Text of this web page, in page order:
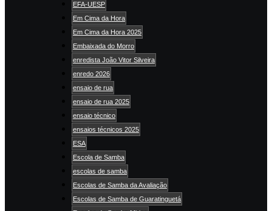
EFA-UESP
Em Cima da Hora
Em Cima da Hora 2025
Embaixada do Morro
enredista João Vitor Silveira
enredo 2026
ensaio de rua
ensaio de rua 2025
ensaio técnico
ensaios técnicos 2025
ESA
Escola de Samba
escolas de samba
Escolas de Samba da Avaliação
Escolas de Samba de Guaratinguetá